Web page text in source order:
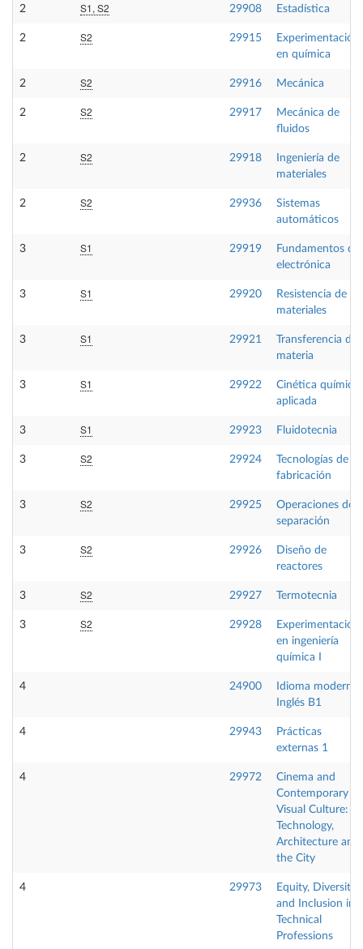
2 S1, S2 29908 Estadística
2 S2 29915
Experimentación
en química
2 S2 29916 Mecánica
2 S2 29917
Mecánica de
fluidos
2 S2 29918
Ingeniería de
materiales
2 S2 29936
Sistemas
automáticos
3 S1 29919
Fundamentos de
electrónica
3 S1 29920
Resistencia de
materiales
3 S1 29921
Transferencia de
materia
3 S1 29922
Cinética química
aplicada
3 S1 29923 Fluidotecnia
3 S2 29924
Tecnologías de
fabricación
3 S2 29925
Operaciones de
separación
3 S2 29926
Diseño de
reactores
3 S2 29927 Termotecnia
3 S2 29928
Experimentación
en ingeniería
química I
4 24900
Idioma moderno
Inglés B1
4 29943
Prácticas
externas 1
4 29972
Cinema and
Contemporary
Visual Culture:
Technology,
Architecture and
the City
4 29973
Equity, Diversity
and Inclusion in
Technical
Professions